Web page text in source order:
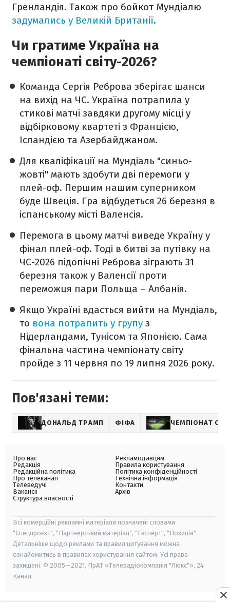
Гренландія. Також про бойкот Мундіалю
задумались у Великій Британії.
Чи гратиме Україна на
чемпіонаті світу-2026?
Команда Сергія Реброва зберігає шанси
на вихід на ЧС. Україна потрапила у
стикові матчі завдяки другому місці у
відбірковому квартеті з Францією,
Ісландією та Азербайджаном.
Для кваліфікації на Мундіаль "синьо-
жовті" мають здобути дві перемоги у
плей-оф. Першим нашим суперником
буде Швеція. Гра відбудеться 26 березня в
іспанському місті Валенсія.
Перемога в цьому матчі виведе Україну у
фінал плей-оф. Тоді в битві за путівку на
ЧС-2026 підопічні Реброва зіграють 31
березня також у Валенсії проти
переможця пари Польща – Албанія.
Якщо Україні вдасться вийти на Мундіаль,
то вона потрапить у групу з
Нідерландами, Тунісом та Японією. Сама
фінальна частина чемпіонату світу
пройде з 11 червня по 19 липня 2026 року.
Пов'язані теми:
ДОНАЛЬД ТРАМП ФІФА ЧЕМПІОНАТ
Про нас
Редакція
Редакційна політика
Про телеканал
Телеведучі
Вакансії
Структура власності
Рекламодавцям
Правила користування
Політика конфіденційності
Технічна інформація
Контакти
Архів
Всі комерційні рекламні матеріали позначені словами
"Спецпроєкт", "Партнерський матеріал", "Експерт", "Позиція".
Детальніше щодо реклами та правил цитування можна
ознайомитись в правилах користування сайтом. Усі права
захищені. © 2005—2021, ПрАТ «Телерадіокомпанія "Люкс"», 24
Канал.